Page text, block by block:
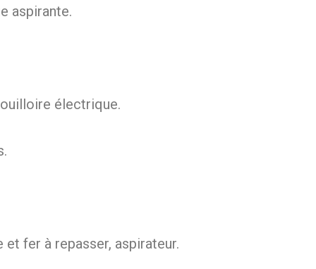
aspirante.
électrique.
fer à repasser, aspirateur.